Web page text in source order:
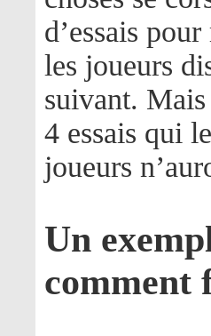
d’essais
les joueurs
suivant. Mais
4 essais qui
joueurs
Un
comment